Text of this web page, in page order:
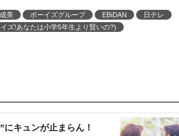
美 ボーイズグループ EBiDAN
日テレ
ズ!あなたは小学5年生より賢いの?)
キュンが止まらん！